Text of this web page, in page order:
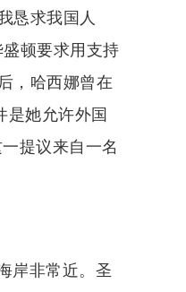
恳求我国人
盛顿要求用支持
，哈西娜曾在
是她允许外国
提议来自一名
岸非常近。圣